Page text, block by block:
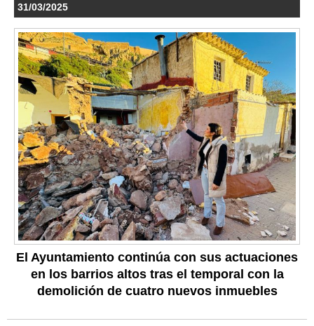
31/03/2025
El Ayuntamiento continúa con sus actuaciones
en los barrios altos tras el temporal con la
demolición de cuatro nuevos inmuebles